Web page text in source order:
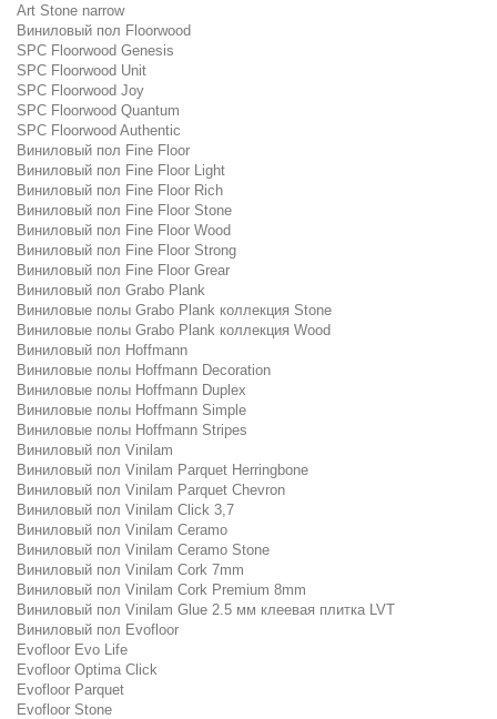
Art Stone narrow
Виниловый пол Floorwood
SPC Floorwood Genesis
SPC Floorwood Unit
SPC Floorwood Joy
SPC Floorwood Quantum
SPC Floorwood Authentic
Виниловый пол Fine Floor
Виниловый пол Fine Floor Light
Виниловый пол Fine Floor Rich
Виниловый пол Fine Floor Stone
Виниловый пол Fine Floor Wood
Виниловый пол Fine Floor Strong
Виниловый пол Fine Floor Grear
Виниловый пол Grabo Plank
Виниловые полы Grabo Plank коллекция Stone
Виниловые полы Grabo Plank коллекция Wood
Виниловый пол Hoffmann
Виниловые полы Hoffmann Decoration
Виниловые полы Hoffmann Duplex
Виниловые полы Hoffmann Simple
Виниловые полы Hoffmann Stripes
Виниловый пол Vinilam
Виниловый пол Vinilam Parquet Herringbone
Виниловый пол Vinilam Parquet Chevron
Виниловый пол Vinilam Click 3,7
Виниловый пол Vinilam Ceramo
Виниловый пол Vinilam Ceramo Stone
Виниловый пол Vinilam Cork 7mm
Виниловый пол Vinilam Cork Premium 8mm
Виниловый пол Vinilam Glue 2.5 мм клеевая плитка LVT
Виниловый пол Evofloor
Evofloor Evo Life
Evofloor Optima Click
Evofloor Parquet
Evofloor Stone